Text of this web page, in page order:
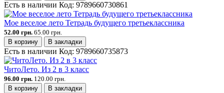
Есть в наличии Код: 9789660730861
Мое веселое лето Тетрадь будущего третьеклассника
52.00 грн. 65.00 грн.
В корзину
В закладки
Есть в наличии Код: 9789660735873
ЧитоЛето. Из 2 в 3 класс
96.00 грн. 120.00 грн.
В корзину
В закладки